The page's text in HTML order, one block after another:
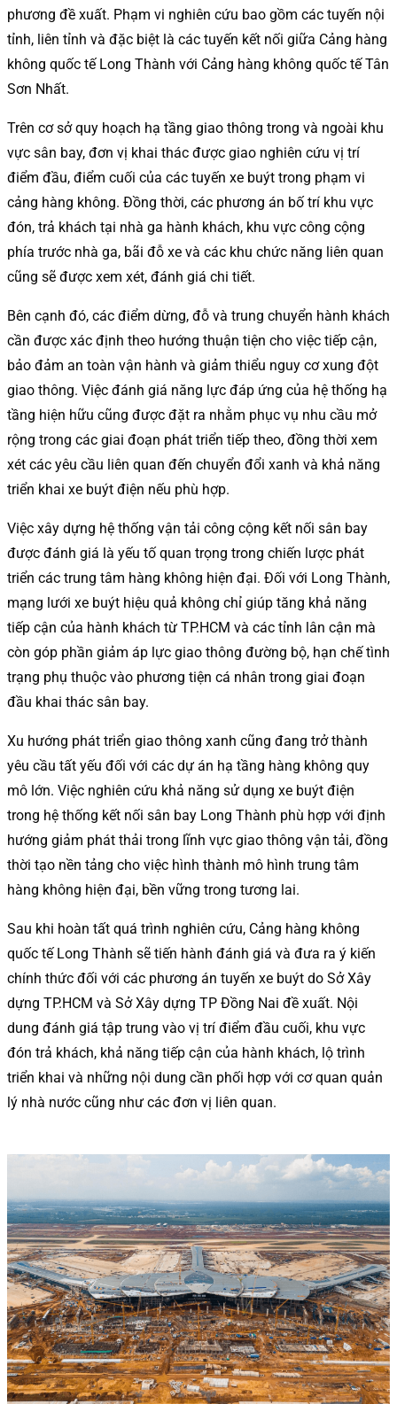
phương đề xuất. Phạm vi nghiên cứu bao gồm các tuyến nội
tỉnh, liên tỉnh và đặc biệt là các tuyến kết nối giữa Cảng hàng
không quốc tế Long Thành với Cảng hàng không quốc tế Tân
Sơn Nhất.
Trên cơ sở quy hoạch hạ tầng giao thông trong và ngoài khu
vực sân bay, đơn vị khai thác được giao nghiên cứu vị trí
điểm đầu, điểm cuối của các tuyến xe buýt trong phạm vi
cảng hàng không. Đồng thời, các phương án bố trí khu vực
đón, trả khách tại nhà ga hành khách, khu vực công cộng
phía trước nhà ga, bãi đỗ xe và các khu chức năng liên quan
cũng sẽ được xem xét, đánh giá chi tiết.
Bên cạnh đó, các điểm dừng, đỗ và trung chuyển hành khách
cần được xác định theo hướng thuận tiện cho việc tiếp cận,
bảo đảm an toàn vận hành và giảm thiểu nguy cơ xung đột
giao thông. Việc đánh giá năng lực đáp ứng của hệ thống hạ
tầng hiện hữu cũng được đặt ra nhằm phục vụ nhu cầu mở
rộng trong các giai đoạn phát triển tiếp theo, đồng thời xem
xét các yêu cầu liên quan đến chuyển đổi xanh và khả năng
triển khai xe buýt điện nếu phù hợp.
Việc xây dựng hệ thống vận tải công cộng kết nối sân bay
được đánh giá là yếu tố quan trọng trong chiến lược phát
triển các trung tâm hàng không hiện đại. Đối với Long Thành,
mạng lưới xe buýt hiệu quả không chỉ giúp tăng khả năng
tiếp cận của hành khách từ TP.HCM và các tỉnh lân cận mà
còn góp phần giảm áp lực giao thông đường bộ, hạn chế tình
trạng phụ thuộc vào phương tiện cá nhân trong giai đoạn
đầu khai thác sân bay.
Xu hướng phát triển giao thông xanh cũng đang trở thành
yêu cầu tất yếu đối với các dự án hạ tầng hàng không quy
mô lớn. Việc nghiên cứu khả năng sử dụng xe buýt điện
trong hệ thống kết nối sân bay Long Thành phù hợp với định
hướng giảm phát thải trong lĩnh vực giao thông vận tải, đồng
thời tạo nền tảng cho việc hình thành mô hình trung tâm
hàng không hiện đại, bền vững trong tương lai.
Sau khi hoàn tất quá trình nghiên cứu, Cảng hàng không
quốc tế Long Thành sẽ tiến hành đánh giá và đưa ra ý kiến
chính thức đối với các phương án tuyến xe buýt do Sở Xây
dựng TP.HCM và Sở Xây dựng TP Đồng Nai đề xuất. Nội
dung đánh giá tập trung vào vị trí điểm đầu cuối, khu vực
đón trả khách, khả năng tiếp cận của hành khách, lộ trình
triển khai và những nội dung cần phối hợp với cơ quan quản
lý nhà nước cũng như các đơn vị liên quan.